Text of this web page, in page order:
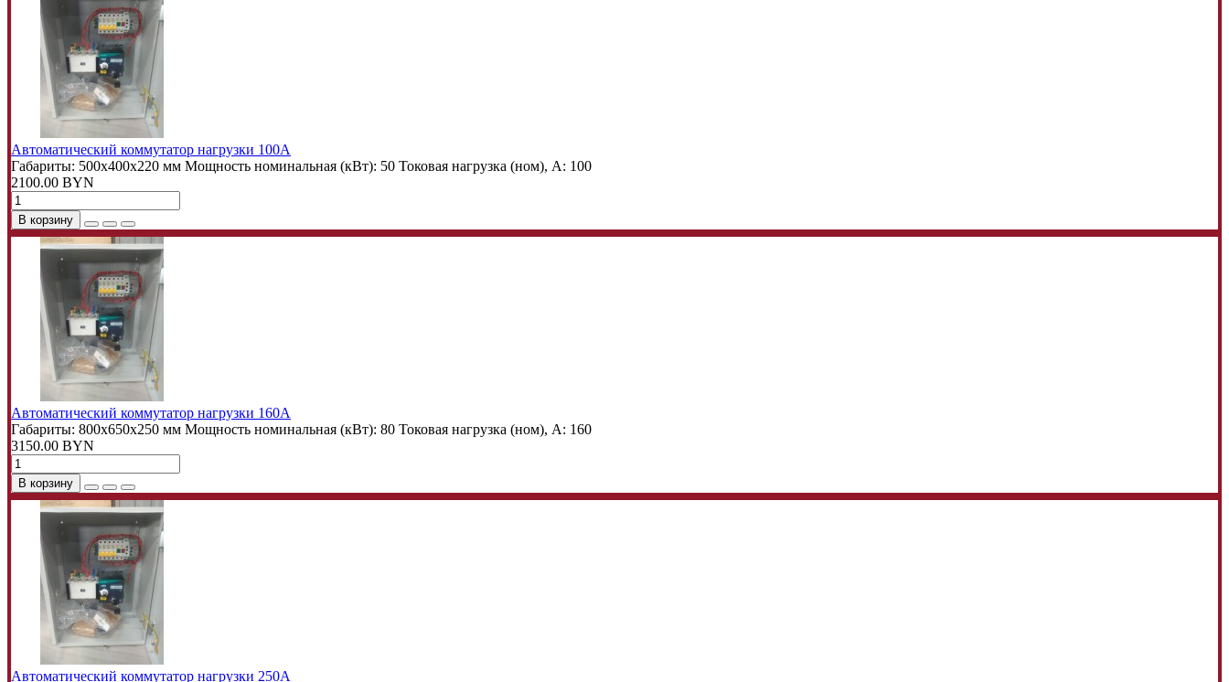
Автоматический коммутатор нагрузки 100A
Габариты: 500х400х220 мм Мощность номинальная (кВт): 50 Токовая нагрузка (ном), А: 100
2100.00 BYN
В корзину
Автоматический коммутатор нагрузки 160A
Габариты: 800х650х250 мм Мощность номинальная (кВт): 80 Токовая нагрузка (ном), А: 160
3150.00 BYN
В корзину
Автоматический коммутатор нагрузки 250A